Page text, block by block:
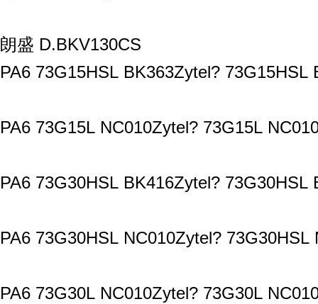
朗盛 D.BKV130CS
PA6 73G15HSL BK363Zytel?
PA6 73G15L NC010Zytel? 73G15L
PA6 73G30HSL BK416Zytel?
PA6 73G30HSL NC010Zytel?
PA6 73G30L NC010Zytel? 73G30L